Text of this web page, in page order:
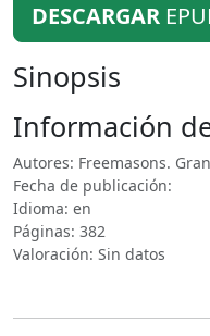
DESCARGAR
Sinopsis
Información
Autores: Freemasons.
Fecha de publicación:
Idioma: en
Páginas: 382
Valoración: Sin datos